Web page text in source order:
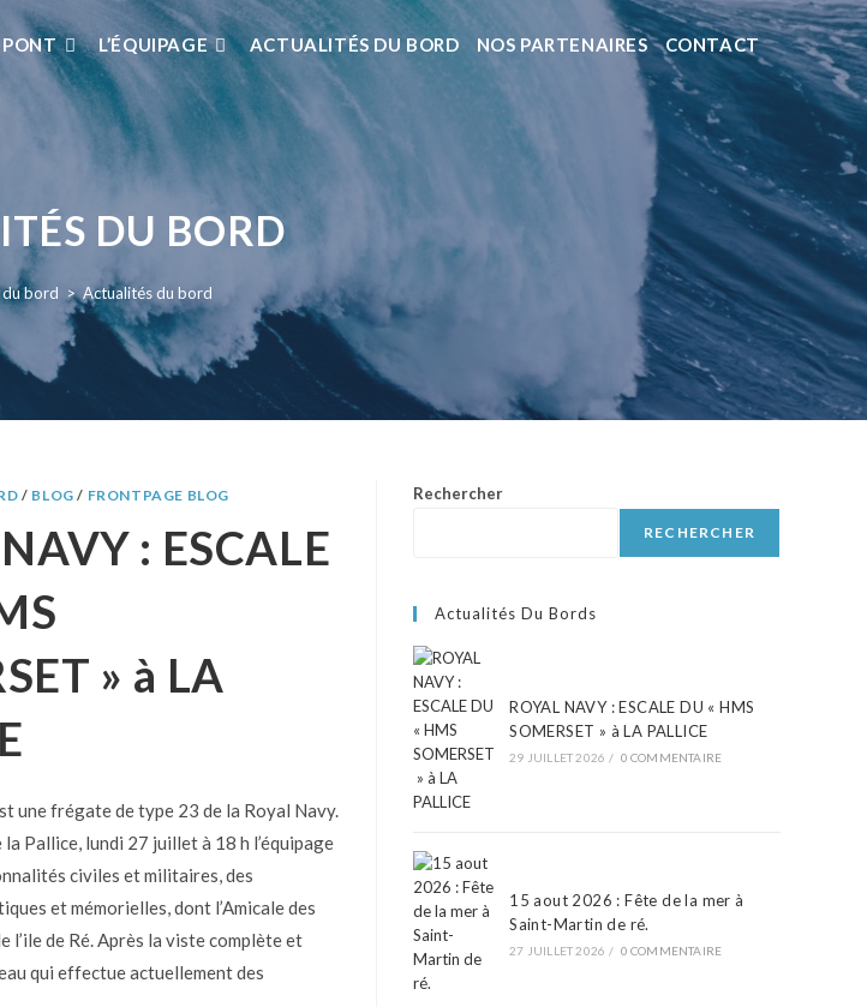
PONT L’ÉQUIPAGE ACTUALITÉS DU BORD NOS PARTENAIRES CONTACT
DU BORD
bord > Actualités du bord
/ BLOG / FRONTPAGE BLOG
: ESCALE
» à LA
une frégate de type 23 de la Royal Navy.
la Pallice, lundi 27 juillet à 18 h l’équipage
civiles et militaires, des
et mémorielles, dont l’Amicale des
l’ile de Ré. Après la viste complète et
qui effectue actuellement des
Rechercher
RECHERCHER
Actualités Du Bords
ROYAL NAVY : ESCALE DU « HMS
SOMERSET » à LA PALLICE
29 JUILLET 2026 / 0 COMMENTAIRE
15 aout 2026 : Fête de la mer à
Saint-Martin de ré.
27 JUILLET 2026 / 0 COMMENTAIRE